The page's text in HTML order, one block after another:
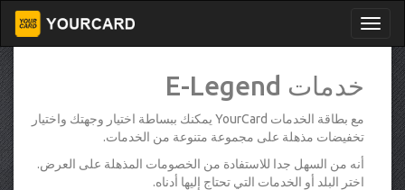
خدمات E-Legend
مع بطاقة الخدمات YourCard يمكنك ببساطة اختيار وجهتك واختيار
تخفيضات مذهلة على مجموعة متنوعة من الخدمات.
أنه من السهل جدا للاستفادة من الخصومات المذهلة على العرض.
اختر البلد أو الخدمات التي تحتاج إليها أدناه.